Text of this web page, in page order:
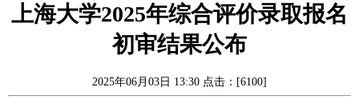
上海大学2025年综合评价录取报名
初审结果公布
2025年06月03日 13:30 点击：[6100]